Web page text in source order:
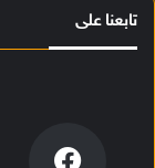
تابعنا على